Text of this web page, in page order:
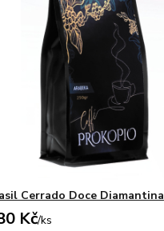
Cerrado Doce Diamantina
Kč/ks